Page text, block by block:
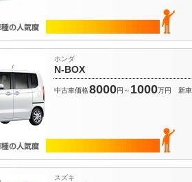
N-BOX
ホンダ
中古車価格8000円～ 1000万円 新
スズキ